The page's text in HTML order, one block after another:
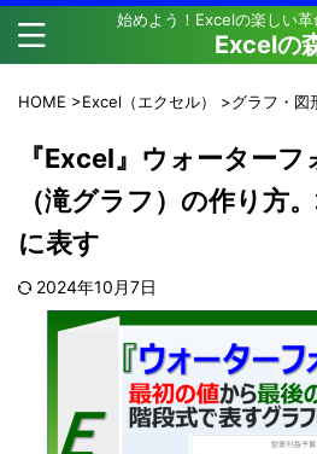
始めよう！Excelの楽しい
Excelの
HOME >Excel（エクセル） >グラフ・図
『Excel』ウォーター
（滝グラフ）の作り方
に表す
2024年10月7日